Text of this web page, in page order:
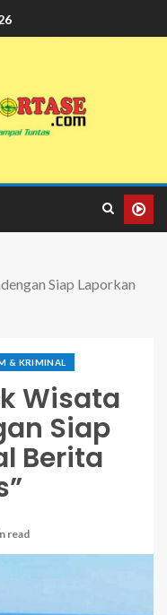
Siap Laporkan
& KRIMINAL
Wisata
Siap
Berita
read